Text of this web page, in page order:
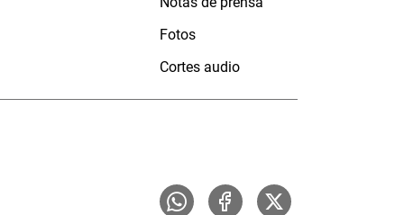
Fotos
Cortes audio